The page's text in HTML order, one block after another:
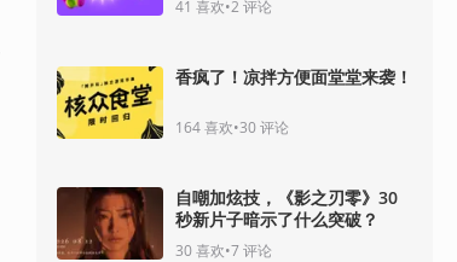
41 喜欢•2 评论
香疯了！凉拌方便面堂堂来袭！
164喜欢•30评论
自嘲加炫技，《影之刃零》30
秒新片子暗示了什么突破？
30喜欢•7评论